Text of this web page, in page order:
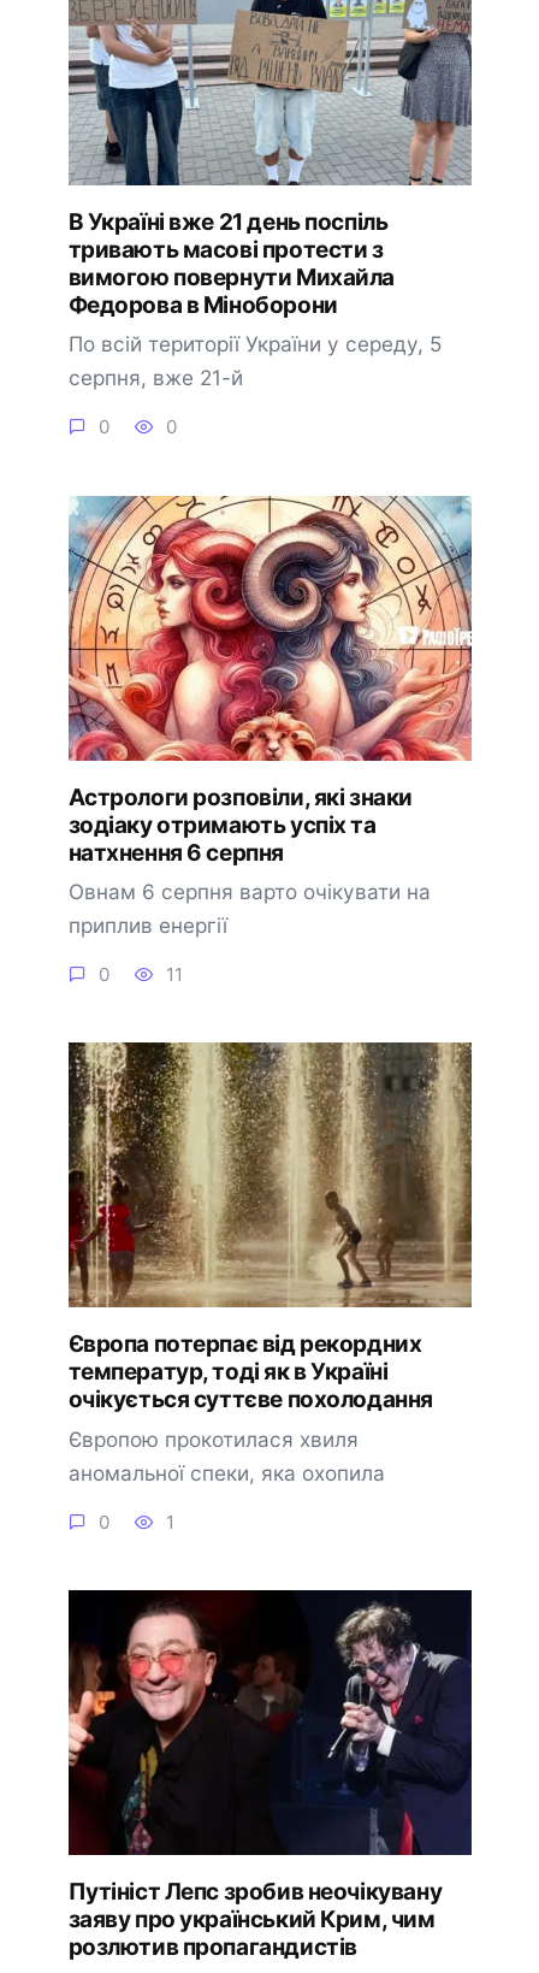
В Україні вже 21 день поспіль
тривають масові протести з
вимогою повернути Михайла
Федорова в Міноборони
По всій території України у середу, 5
серпня, вже 21-й
0 0
Астрологи розповіли, які знаки
зодіаку отримають успіх та
натхнення 6 серпня
Овнам 6 серпня варто очікувати на
приплив енергії
0 11
Європа потерпає від рекордних
температур, тоді як в Україні
очікується суттєве похолодання
Європою прокотилася хвиля
аномальної спеки, яка охопила
0 1
Путініст Лепс зробив неочікувану
заяву про український Крим, чим
розлютив пропагандистів